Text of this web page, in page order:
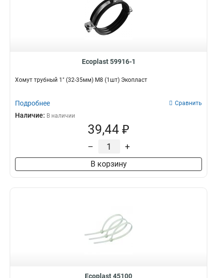
Ecoplast 59916-1
Хомут трубный 1" (32-35мм) М8 (1шт) Экопласт
Подробнее Сравнить
Наличие: В наличии
39,44 ₽
– +
В корзину
Ecoplast 45100